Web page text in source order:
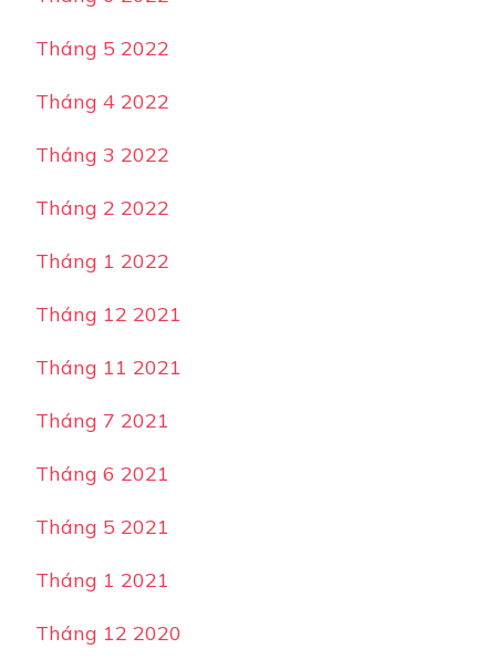
Tháng 5 2022
Tháng 4 2022
Tháng 3 2022
Tháng 2 2022
Tháng 1 2022
Tháng 12 2021
Tháng 11 2021
Tháng 7 2021
Tháng 6 2021
Tháng 5 2021
Tháng 1 2021
Tháng 12 2020